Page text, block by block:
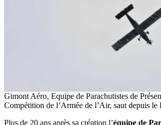
Gimont Aéro, Equipe de Parachutistes de
Compétition de l’Armée de l’Air, saut depuis le
Plus de 20 ans après sa création l’équipe de